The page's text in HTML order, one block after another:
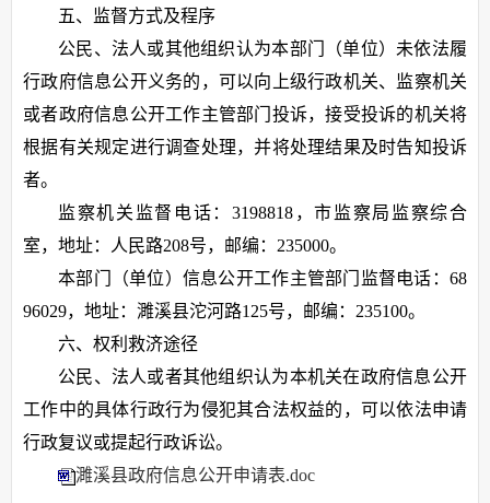
五、监督方式及程序
公民、法人或其他组织认为本部门（单位）未依法履
行政府信息公开义务的，可以向上级行政机关、监察机关
或者政府信息公开工作主管部门投诉，接受投诉的机关将
根据有关规定进行调查处理，并将处理结果及时告知投诉
者。
监察机关监督电话：3198818，市监察局监察综合
室，地址：人民路208号，邮编：235000。
本部门（单位）信息公开工作主管部门监督电话：68
96029，地址：濉溪县沱河路125号，邮编：235100。
六、权利救济途径
公民、法人或者其他组织认为本机关在政府信息公开
工作中的具体行政行为侵犯其合法权益的，可以依法申请
行政复议或提起行政诉讼。
濉溪县政府信息公开申请表.doc